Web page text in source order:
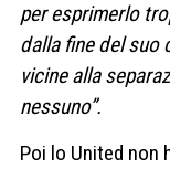
per esprimerlo
dalla fine del suo
vicine alla
nessuno”.
Poi lo United non